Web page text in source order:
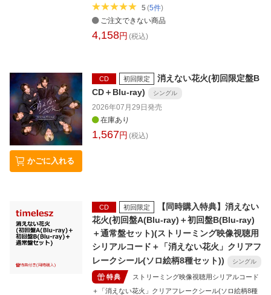
5(5件)
ご注文できない商品
4,158円 (税込)
かごに入れる
CD 初回限定
消えない花火(初回限定盤B
CD＋Blu-ray)
シングル
2026年07月29日発売
在庫あり
1,567円 (税込)
CD 初回限定
【同時購入特典】消えない
花火(初回盤A(Blu-ray)＋初回盤B(Blu-ray)
＋通常盤セット)(ストリーミング映像視聴用
シリアルコード＋「消えない花火」クリアフ
レークシール(ソロ絵柄8種セット))
シングル
特典
ストリーミング映像視聴用シリアルコード
＋「消えない花火」クリアフレークシール(ソロ絵柄8種